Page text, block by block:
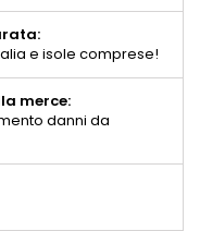
e isole comprese!
merce:
danni da